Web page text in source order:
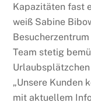
Kapazitäten fast
weiß Sabine
Team stetig
„Unsere Kunden
mit aktuellem